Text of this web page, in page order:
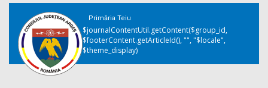
Primăria Teiu
$journalContentUtil.getContent($group_id,
$footerContent.getArticleId(), "", "$locale",
$theme_display)